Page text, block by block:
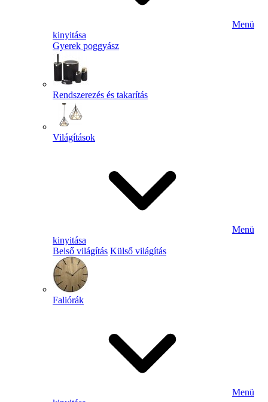
Menü
kinyitása
Gyerek poggyász
Rendszerezés és takarítás
Világítások
Menü
kinyitása
Belső világítás Külső világítás
Faliórák
Menü